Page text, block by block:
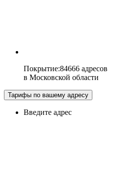
Покрытие:84666 адресов
в Московской области
Тарифы по вашему адресу
Введите адрес